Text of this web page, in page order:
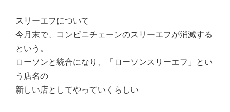
スリーエフについて
今月末で、コンビニチェーンのスリーエフが消滅する
という。
ローソンと統合になり、「ローソンスリーエフ」とい
う店名の
新しい店としてやっていくらしい